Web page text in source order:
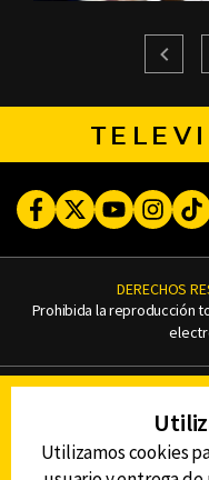
FacebookTwitterYoutube
DERECHOS
Prohibida la reproducción
Utilizamos cookies